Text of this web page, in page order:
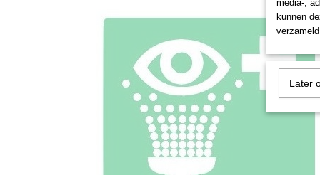
media-,
kunnen
Later